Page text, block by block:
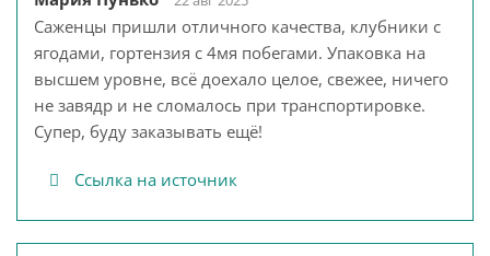
Саженцы пришли отличного качества, клубники с
ягодами, гортензия с 4мя побегами. Упаковка на
высшем уровне, всё доехало целое, свежее, ничего
не завядр и не сломалось при транспортировке.
Супер, буду заказывать ещё!
Ссылка на источник